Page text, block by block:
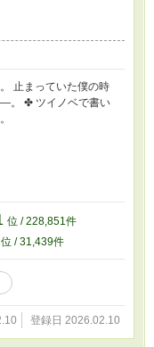
止まっていた僕の時
。 ✤ ツイノベで書い
位 / 228,851件
位 / 31,439件
登録日 2026.02.10